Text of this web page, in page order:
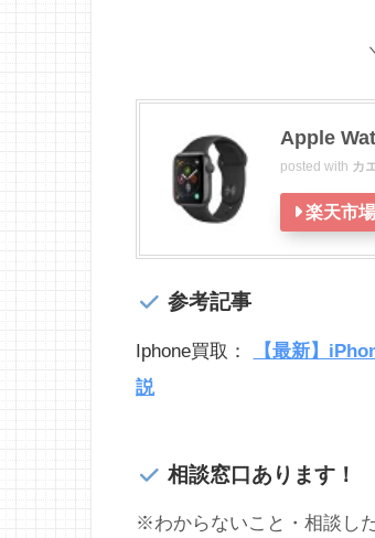
Apple
posted with カ
楽天市
参考記事
Iphone買取：
【最新】
説
相談窓口あります！
※わからないこと・相談し